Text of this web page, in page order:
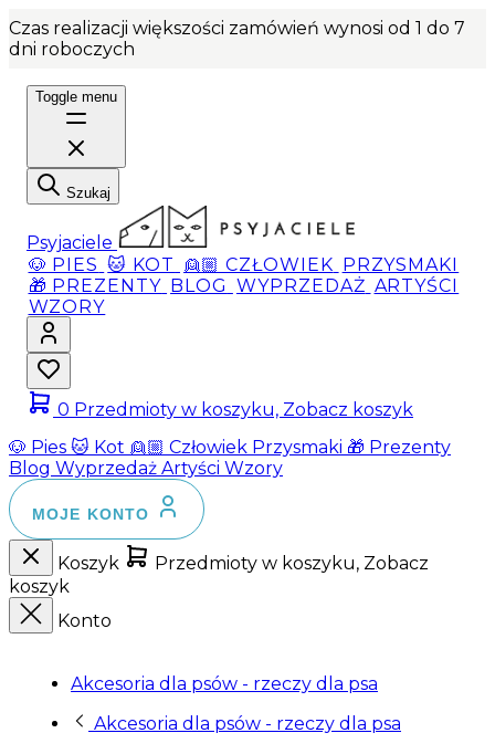
Czas realizacji większości zamówień wynosi od 1 do 7
dni roboczych
Toggle menu
Szukaj
Psyjaciele
🐶 PIES 🐱 KOT 👱🏼 CZŁOWIEK PRZYSMAKI
🎁 PREZENTY BLOG WYPRZEDAŻ ARTYŚCI
WZORY
0 Przedmioty w koszyku, Zobacz koszyk
🐶 Pies 🐱 Kot 👱🏼 Człowiek Przysmaki 🎁 Prezenty
Blog Wyprzedaż Artyści Wzory
MOJE KONTO
Koszyk
Przedmioty w koszyku, Zobacz
koszyk
Konto
Akcesoria dla psów - rzeczy dla psa
Akcesoria dla psów - rzeczy dla psa